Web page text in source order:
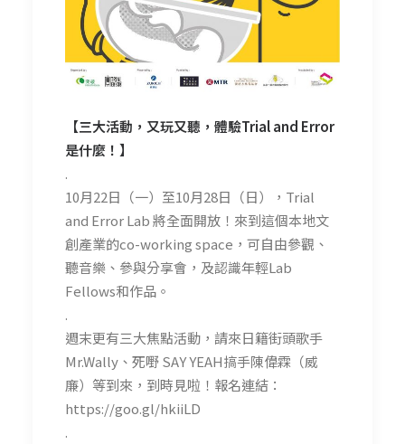
【三大活動，又玩又聽，體驗Trial and Error
是什麼！】
.
10月22日（一）至10月28日（日），Trial
and Error Lab 將全面開放！來到這個本地文
創產業的co-working space，可自由參觀、
聽音樂、參與分享會，及認識年輕Lab
Fellows和作品。
.
週末更有三大焦點活動，請來日籍街頭歌手
Mr.Wally、死嘢 SAY YEAH搞手陳偉霖（威
廉）等到來，到時見啦！報名連結：
https://goo.gl/hkiiLD
.